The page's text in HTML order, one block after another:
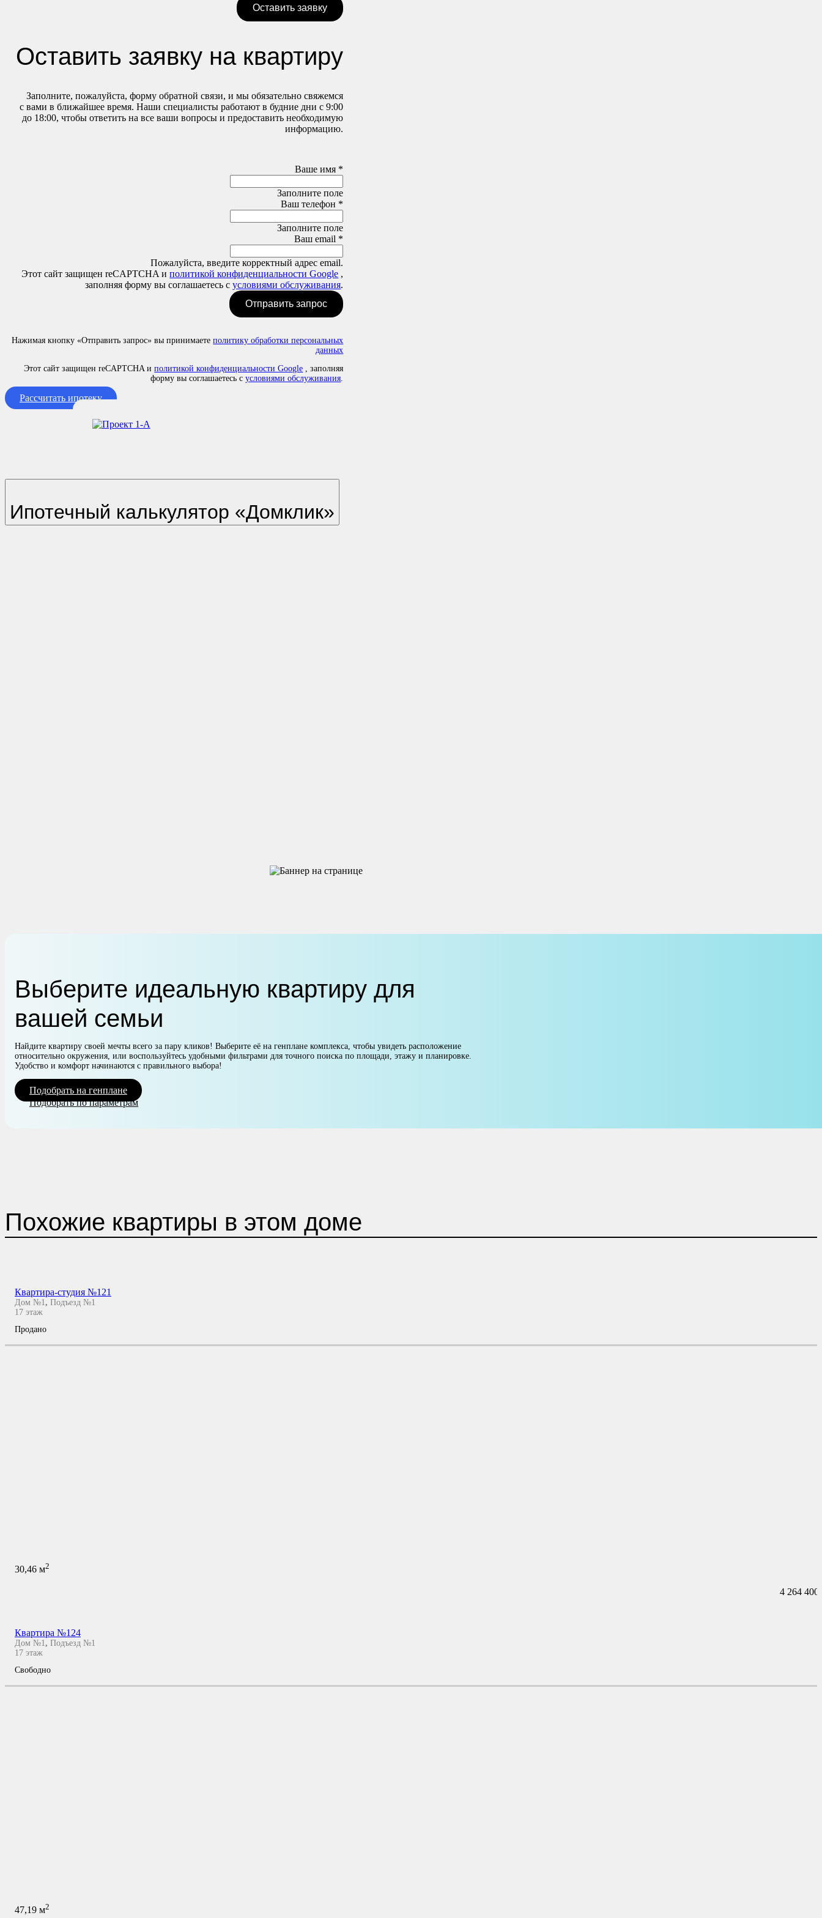
Оставить заявку
Оставить заявку на квартиру
Заполните, пожалуйста, форму обратной связи, и мы обязательно свяжемся
с вами в ближайшее время. Наши специалисты работают в будние дни с 9:00
до 18:00, чтобы ответить на все ваши вопросы и предоставить необходимую
информацию.
Ваше имя *
Заполните поле
Ваш телефон *
Заполните поле
Ваш email *
Пожалуйста, введите корректный адрес email.
Этот сайт защищен reCAPTCHA иполитикой конфиденциальности Google ,
заполняя форму вы соглашаетесь сусловиями обслуживания.
Отправить запрос
Нажимая кнопку «Отправить запрос» вы принимаетеполитику обработки персональных
данных
Этот сайт защищен reCAPTCHA иполитикой конфиденциальности Google , заполняя
форму вы соглашаетесь сусловиями обслуживания.
Рассчитать ипотеку
Ипотечный калькулятор «Домклик»
Выберите идеальную квартиру для
вашей семьи
Найдите квартиру своей мечты всего за пару кликов! Выберите её на генплане комплекса, чтобы увидеть расположение
относительно окружения, или воспользуйтесь удобными фильтрами для точного поиска по площади, этажу и планировке.
Удобство и комфорт начинаются с правильного выбора!
Подобрать на генплане
Подобрать по параметрам
Похожие квартиры в этом доме
Квартира-студия №121
Дом №1 , Подъезд №1
17 этаж
Продано
30,46 м2
4 264 400
Квартира №124
Дом №1, Подъезд №1
17 этаж
Свободно
47,19 м2